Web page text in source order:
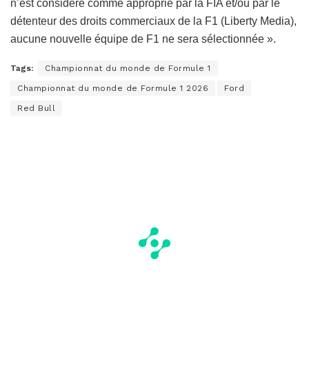
n’est considéré comme approprié par la FIA et/ou par le
détenteur des droits commerciaux de la F1 (Liberty Media),
aucune nouvelle équipe de F1 ne sera sélectionnée ».
Tags: Championnat du monde de Formule 1
Championnat du monde de Formule 1 2026 Ford
Red Bull